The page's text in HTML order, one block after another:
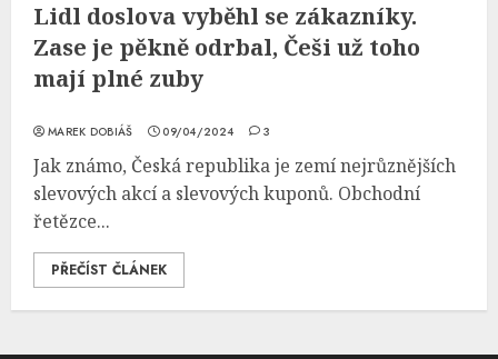
Lidl doslova vyběhl se zákazníky.
Zase je pěkně odrbal, Češi už toho
mají plné zuby
MAREK DOBIÁŠ 09/04/2024 3
Jak známo, Česká republika je zemí nejrůznějších
slevových akcí a slevových kuponů. Obchodní
řetězce...
PŘEČÍST ČLÁNEK